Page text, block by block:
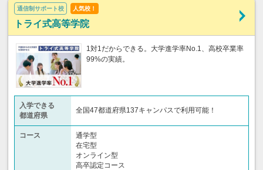
通信制サポート校 人気校！
トライ式高等学院
1対1だからできる。大学進学率No.1、高校卒業率
99%の実績。
入学できる
都道府県
全国47都道府県137キャンパスで利用可能！
コース
通学型
在宅型
オンライン型
高卒認定コース